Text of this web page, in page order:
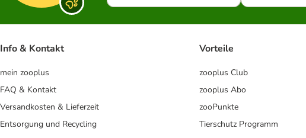
Info & Kontakt
mein zooplus
FAQ & Kontakt
Versandkosten & Lieferzeit
Entsorgung und Recycling
Vorteile
zooplus Club
zooplus Abo
zooPunkte
Tierschutz Programm